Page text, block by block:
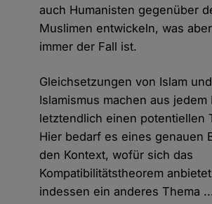
auch Humanisten gegenüber
Muslimen entwickeln, was
immer der Fall ist.
Gleichsetzungen von Islam und
Islamismus machen aus jedem
letztendlich einen potentiellen
Hier bedarf es eines genauen
den Kontext, wofür sich das
Kompatibilitätstheorem
indessen ein anderes Thema